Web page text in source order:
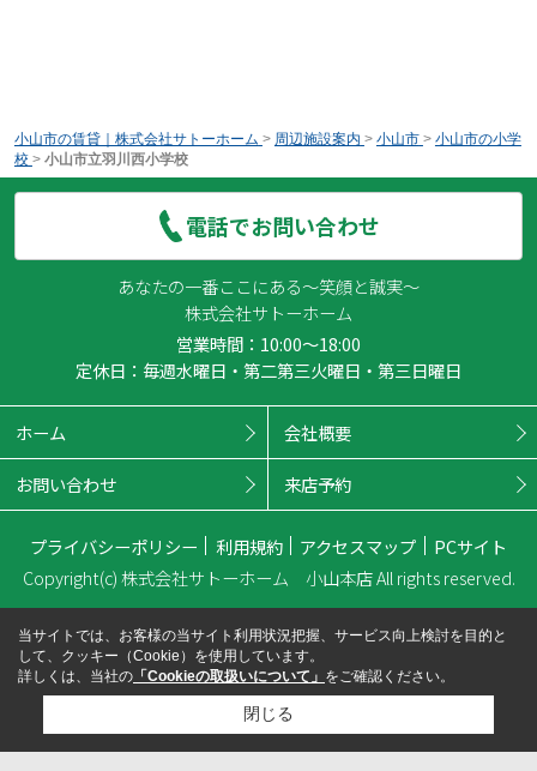
小山市の賃貸｜株式会社サトーホーム > 周辺施設案内 > 小山市 > 小山市の小学
校 > 小山市立羽川西小学校
電話でお問い合わせ
あなたの一番ここにある～笑顔と誠実～
株式会社サトーホーム
営業時間：10:00～18:00
定休日：毎週水曜日・第二第三火曜日・第三日曜日
ホーム 会社概要
お問い合わせ 来店予約
プライバシーポリシー 利用規約 アクセスマップ
PCサイト
Copyright(c) 株式会社サトーホーム 小山本店 All rights reserved.
当サイトでは、お客様の当サイト利用状況把握、サービス向上検討を目的と
して、クッキー（Cookie）を使用しています。
詳しくは、当社の 「Cookieの取扱いについて」 をご確認ください。
閉じる